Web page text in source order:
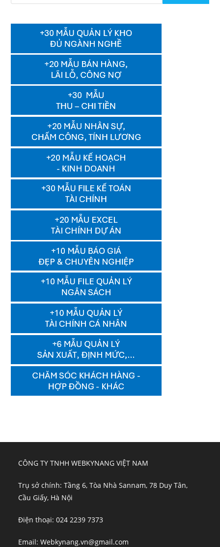
CÔNG TY TNHH WEBKYNANG VIỆT NAM
Trụ sở chính: Tầng 6, Tòa Nhà Sannam, 78 Duy Tân,
Cầu Giấy, Hà Nội
Điện thoại: 024 2239 7373
Email: Webkynang.vn@gmail.com